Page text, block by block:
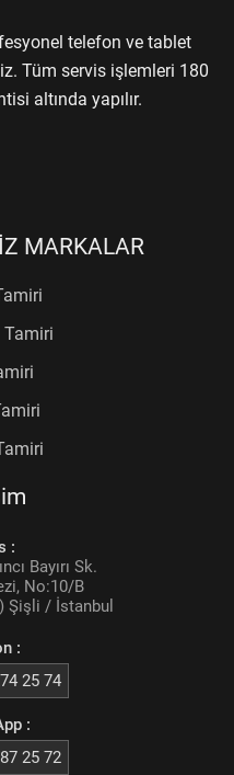
telefon ve tablet
Tüm servis işlemleri 180
altında yapılır.
MARKALAR
:
Bayırı Sk.
No:10/B
Şişli / İstanbul
:
25 74
:
25 72